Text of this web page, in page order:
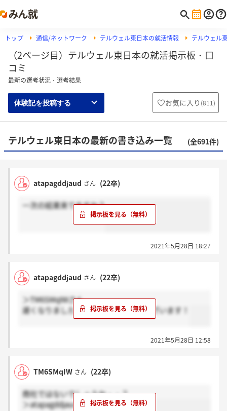
トップ 通信/ネットワーク テルウェル東日本の就活情報 テルウェル
（2ページ目）テルウェル東日本の就活掲示板・口
コミ
最新の選考状況・選考結果
体験記を投稿する お気に入り (811)
テルウェル東日本の最新の書き込み一覧 (全691件)
atapagddjaud さん (22卒)
一次の結果来てますか？
2021年5月28日 18:27
atapagddjaud さん (22卒)
＞TM6SMqIWさん
遅くなりました。ご返信ありがとうございます！
2021年5月28日 12:58
TM6SMqIW さん (22卒)
商社ではないでしょうか・・？
＞atapagddjaudさん